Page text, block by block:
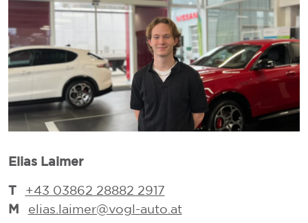
Elias Laimer
T +43 03862 28882 2917
M elias.laimer@vogl-auto.at